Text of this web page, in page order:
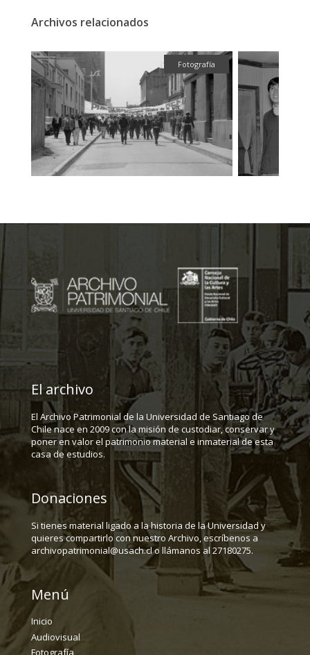
Archivos relacionados
Fotografía
El archivo
El Archivo Patrimonial de la Universidad de Santiago de
Chile nace en 2009 con la misión de custodiar, conservar y
poner en valor el patrimonio material e inmaterial de esta
casa de estudios.
Donaciones
Si tienes material ligado a la historia de la Universidad y
quieres compartirlo con nuestro Archivo, escríbenos a
archivopatrimonial@usach.cl o llámanos al 27180275.
Menú
Inicio
Audiovisual
Fotografía